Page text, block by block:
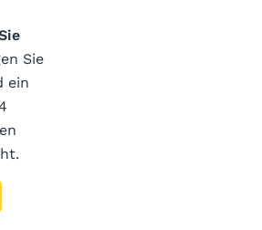
Sie
ein